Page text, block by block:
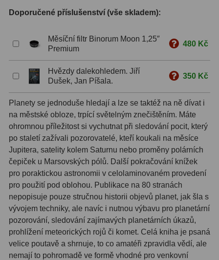
S mřížkou6
1
Barlow
Filtry182
Měsíční a Polarizační24
Sluneční44
CLS a UHC13
Mlhovinové14
OIII
Hβ4
SII2
Doporučené příslušenství (vše skladem):
Měsíční filtr Binorum Moon 1,25″
Premium
480 Kč
Hvězdy dalekohledem. Jiří
Dušek, Jan Píšala.
350 Kč
Planety se jednoduše hledají a lze se taktéž na ně dívat i
na městské obloze, trpící světelným znečištěním. Máte
ohromnou příležitost si vychutnat při sledování pocit, který
po staletí zažívali pozorovatelé, kteří koukali na měsíce
Jupitera, satelity kolem Saturnu nebo proměny polárních
čepiček u Marsovských pólů. Další pokračování knížek
pro poraktickou astronomii v celolaminovaném provedení
pro použití pod oblohou. Publikace na 80 stranách
nepopisuje pouze stručnou historii objevů planet, jak šla s
vývojem techniky, ale navíc i nutnou výbavu pro planetární
pozorování, sledování zajímavých planetárních úkazů,
prohlížení meteorických rojů či komet. Celá kniha je psaná
velice poutavě a shrnuje, to co amatéři zpravidla vědí, ale
nemají to pohromadě ve formě vhodné pro venkovní